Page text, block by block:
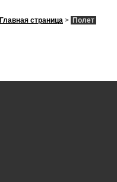
Главная страница > Полет